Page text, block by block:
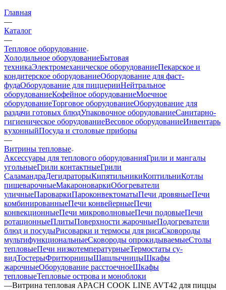
Главная
—
Каталог
—
Тепловое оборудование
Холодильное оборудованиеБытовая
техникаЭлектромеханическое оборудованиеПекарское и
кондитерское оборудованиеОборудование для фаст-
фудаОборудование для пиццерииНейтральное
оборудованиеКофейное оборудованиеМоечное
оборудованиеТорговое оборудованиеОборудование для
раздачи готовых блюдУпаковочное оборудованиеСанитарно-
гигиеническое оборудованиеВесовое оборудованиеИнвентарь
кухонныйПосуда и столовые приборы
—
Витрины тепловые
Аксессуары для теплового оборудованияГрили и мангалы
угольныеГрили контактныеГрили
СаламандраДегидраторыКипятильникиКоптильниКотлы
пищеварочныеМакароноваркиОбогреватели
уличныеПароваркиПароконвектоматыПечи дровяныеПечи
комбинированныеПечи конвейерныеПечи
конвекционныеПечи микроволновыеПечи подовыеПечи
ротационныеПлитыПоверхности жарочныеПодогреватели
блюд и посудыРисоварки и термосы для рисаСковороды
мультифункциональныеСковороды опрокидываемыеСтолы
тепловыеПечи низкотемпературныеТермостаты су-
видТостерыФритюрницыШашлычницыШкафы
жарочныеОборудование расстоечноеШкафы
тепловыеТепловые острова и моноблоки
—Витрина тепловая APACH COOK LINE AVT42 для пиццы